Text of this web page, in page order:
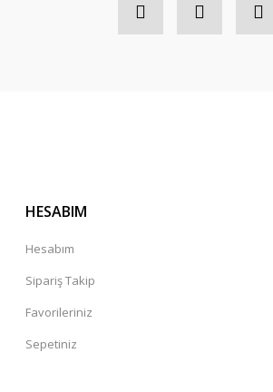
HESABIM
Hesabım
Sipariş Takip
Favorileriniz
Sepetiniz